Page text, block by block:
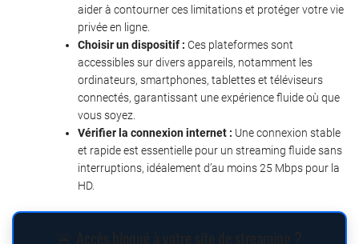
aider à contourner ces limitations et protéger votre vie
privée en ligne.
Choisir un dispositif : Ces plateformes sont
accessibles sur divers appareils, notamment les
ordinateurs, smartphones, tablettes et téléviseurs
connectés, garantissant une expérience fluide où que
vous soyez.
Vérifier la connexion internet : Une connexion stable
et rapide est essentielle pour un streaming fluide sans
interruptions, idéalement d’au moins 25 Mbps pour la
HD.